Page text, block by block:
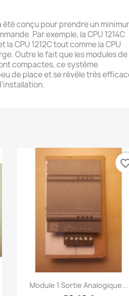
été conçu pour prendre un
Par exemple, la CPU 1214C
la CPU 1212C tout comme la CPU
Outre le fait que les modules de
compactes, ce système
de place et se révèle très
 Aperçu rapide
Module 1 Sortie Analogique...